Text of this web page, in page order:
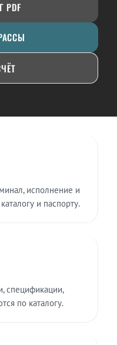
PDF
исполнение и
и паспорту.
спецификации,
по каталогу.